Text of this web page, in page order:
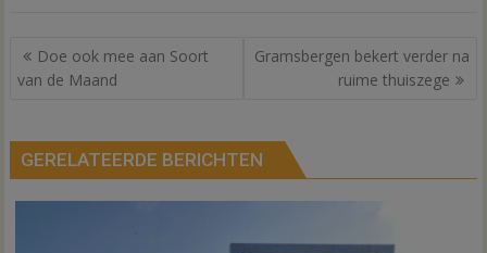
Bericht
navigatie
Doe ook mee aan Soort
van de Maand
Gramsbergen bekert verder na
ruime thuiszege
GERELATEERDE BERICHTEN